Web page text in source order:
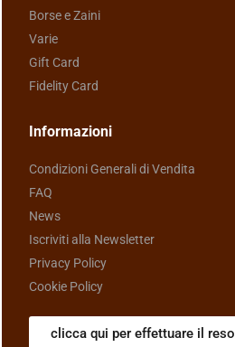
Borse e Zaini
Varie
Gift Card
Fidelity Card
Informazioni
Condizioni Generali di Vendita
FAQ
News
Iscriviti alla Newsletter
Privacy Policy
Cookie Policy
clicca qui per effettuare il reso